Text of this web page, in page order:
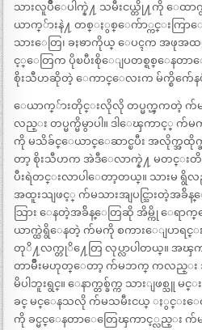
သားလူပ်ဳိေပါက္နဲ႔ သမီးငယ္တို႔ကို ေထာက္ထ
ယာက္်ားနဲ႔ တစ္ႏွစ္ေက်ာ္ကင္းကြာေ
သားေတြ၊ ခႏၶာကိုယ္ ေပၚက အဖုအထ
င့္ေတြက ပိုၿပီးစိုေျပတစ္ရစ္ေနတာေ
စိုးသီဟဆိုတဲ့ ေကာင္ေလးက မ်က္စိက်ေန
ေယာက္်ားတိုင္းလိုလို တပ္မက္ၾကတဲ့ က်မ
လည္း တပ္မက္မိမွာပါ။ ဒါေၾကာင့္
ကို မသိခ်င္ေယာင္ေဆာင္ၿပီး အလိုက္အထိုက္
တာ့ စိုးသီဟက အဲဒီေလာက္နဲ႔ မတင္းတိ
ပီးရဲတင္းလာပါေတာ့တယ္။ သားမ ရွိလည္
အထူးသျဖင့္ က်မသားအျပင္သြားတဲ့အ
သြား ေနတဲ့အခ်ိန္ေတြဆို အိမ္ကို ေရာက္
ယာက္ထဲရွိေနတဲ့ က်မကို စကားေျပာရင္
တုိ႔လက္တုိ႔ေတြ လုပ္လာပါတယ္။ အၾကမ္
တာမ်ဳိးမဟုတ္ေတာ့ က်မဘက္ ကလည္း သူ႔ကို
မိပါဘူးရွင္။ ေနာက္တစ္ခ်က္က သားျဖစ္သူ
ခင္ မင္ေနသလို က်မသမီးငယ္ ႏွင္း
ကို ခင္မင္ေနတာေတြေၾကာင့္လည္း